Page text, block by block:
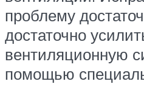
проблему
достаточно
вентиляционную
помощью